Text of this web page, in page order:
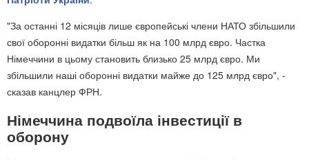
"За останні 12 місяців лише європейські члени НАТО збільшили
свої оборонні видатки більш як на 100 млрд євро. Частка
Німеччини в цьому становить близько 25 млрд євро. Ми
збільшили наші оборонні видатки майже до 125 млрд євро", -
сказав канцлер ФРН.
Німеччина подвоїла інвестиції в
оборону